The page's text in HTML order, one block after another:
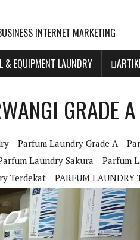
INTERNET MARKETING
& EQUIPMENT LAUNDRY
GRADE A
Parfum Laundry Grade A
Laundry Sakura
Parfum
Terdekat PARFUM LAUNDRY